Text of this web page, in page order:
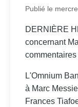
Publié le
DERNIÈRE
concernant
L'Omnium
à Marc
Frances